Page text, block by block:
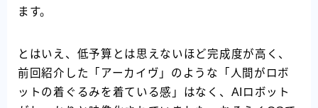
ます。
とはいえ、低予算とは思えないほど完成度が高く、
前回紹介した「アーカイヴ」のような「人間がロボ
ットの着ぐるみを着ている感」はなく、AIロボット